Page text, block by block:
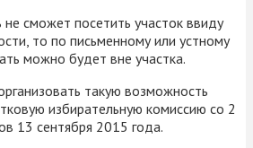
не сможет посетить участок ввиду
то по письменному или устному
можно будет вне участка.
такую возможность
избирательную комиссию со 2
13 сентября 2015 года.